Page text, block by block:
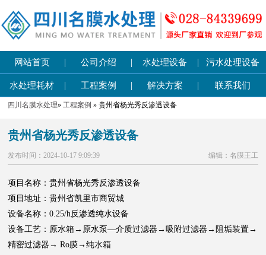
网站首页 | 公司介绍 | 水处理设备 | 污水处理设备
水处理耗材 | 工程案例 | 解决方案 | 联系我们
四川名膜水处理»工程案例 » 贵州省杨光秀反渗透设备
贵州省杨光秀反渗透设备
发布时间：2024-10-17 9:09:39 编辑：名膜王工
项目名称：贵州省杨光秀反渗透设备
项目地址：贵州省凯里市商贸城
设备名称：0.25/h反渗透纯水设备
设备工艺：原水箱→原水泵—介质过滤器→吸附过滤器→阻垢装置→
精密过滤器→ Ro膜→纯水箱